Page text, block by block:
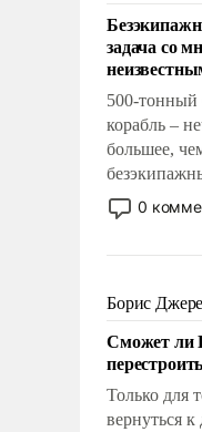
слабым,
задача со
500-тонный
корабль –
большее,
применение
стало
сложна и
и ее
поднимет
0
Борис
Сможет ли
Только для
вернуться